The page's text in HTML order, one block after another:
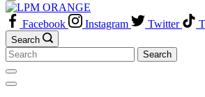
Facebook Instagram Twitter
Search
Search
for: